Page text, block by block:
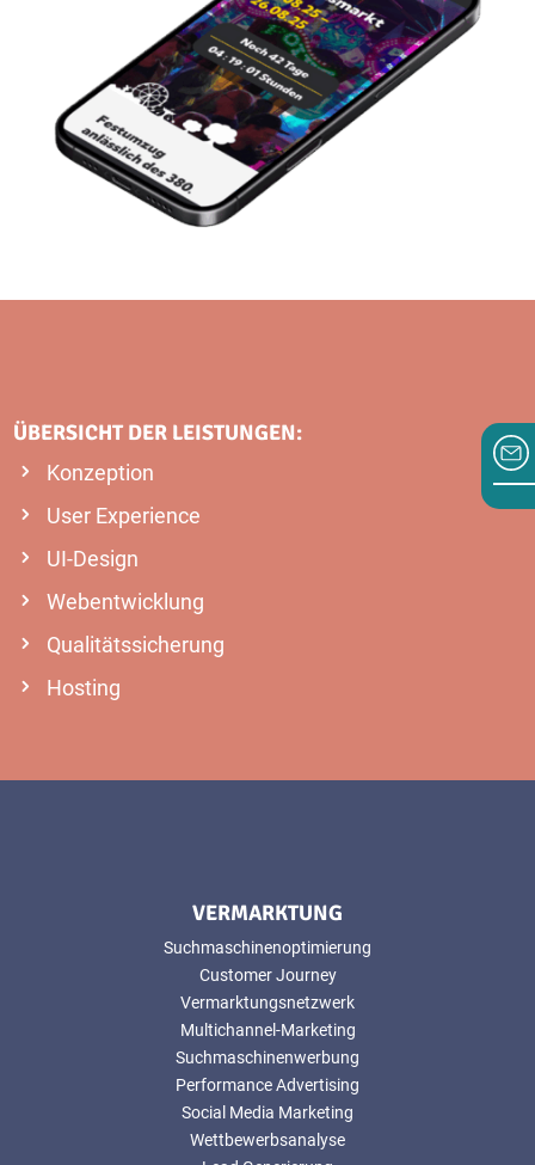
ÜBERSICHT DER LEISTUNGEN:
Konzeption
User Experience
UI-Design
Webentwicklung
Qualitätssicherung
Hosting
VERMARKTUNG
Suchmaschinenoptimierung
Customer Journey
Vermarktungsnetzwerk
Multichannel-Marketing
Suchmaschinenwerbung
Performance Advertising
Social Media Marketing
Wettbewerbsanalyse